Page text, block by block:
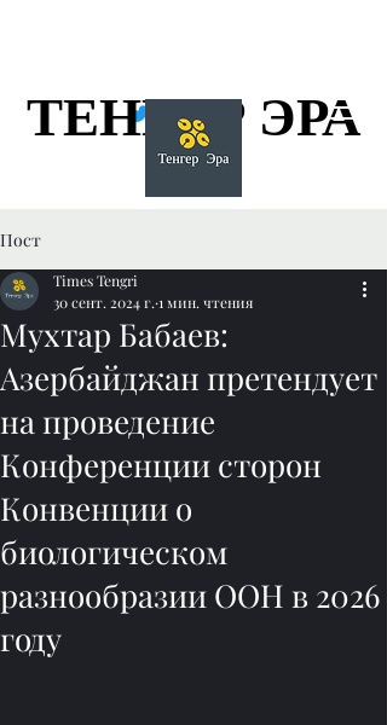
ТЕНГЕР ЭРА
ТЕНГЕР ЭРА
Пост
Мухтар Бабаев:
Азербайджан претендует
на проведение
Конференции сторон
Конвенции о
биологическом
разнообразии ООН в 2026
году
Times Tengri
30 сент. 2024 г. 1 мин. чтения